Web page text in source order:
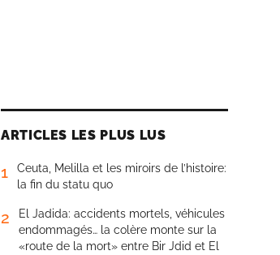
ARTICLES LES PLUS LUS
1
Ceuta, Melilla et les miroirs de l’histoire:
la fin du statu quo
2
El Jadida: accidents mortels, véhicules
endommagés… la colère monte sur la
«route de la mort» entre Bir Jdid et El